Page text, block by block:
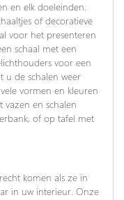
en elk doeleinden.
of decoratieve
voor het presenteren
schaal met een
voor een
u de schalen weer
vormen en kleuren
en schalen
of op tafel met
komen als ze in
in uw interieur. Onze